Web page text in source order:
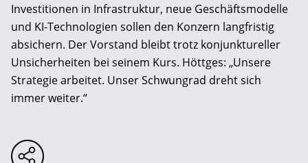
Investitionen in Infrastruktur, neue Geschäftsmodelle
und KI-Technologien sollen den Konzern langfristig
absichern. Der Vorstand bleibt trotz konjunktureller
Unsicherheiten bei seinem Kurs. Höttges: „Unsere
Strategie arbeitet. Unser Schwungrad dreht sich
immer weiter.“